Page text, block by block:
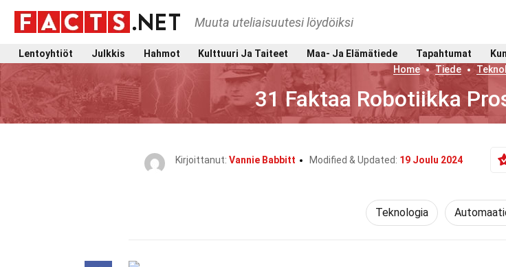
Muuta uteliaisuutesi löydöiksi
Lentoyhtiöt Julkkis Hahmot Kulttuuri Ja Taiteet Maa- Ja Elämätiede Tapahtumat
Home
Tiede
31 Faktaa Robotiikka
Kirjoittanut: Vannie Babbitt Modified & Updated: 19 Joulu 2024
Teknologia